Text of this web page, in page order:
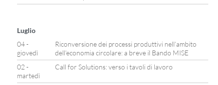
Luglio
04 -
giovedì
Riconversione dei processi produttivi nell’ambito
dell’economia circolare: a breve il Bando MISE
02 -
martedì
Call for Solutions: verso i tavoli di lavoro